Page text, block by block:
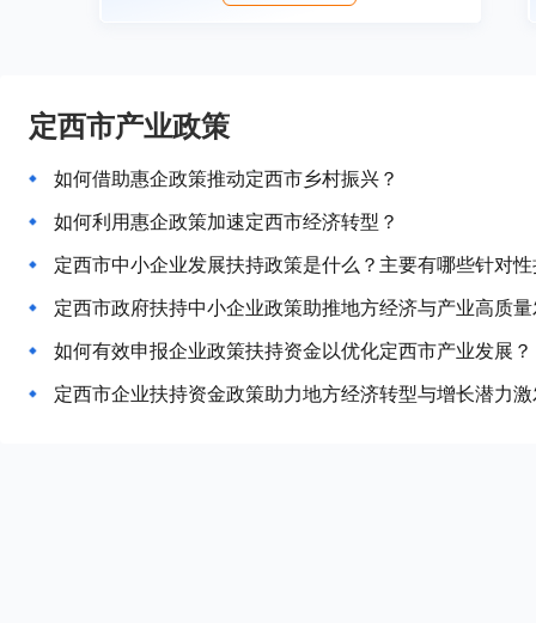
定西市产业政策
如何借助惠企政策推动定西市乡村振兴？
如何利用惠企政策加速定西市经济转型？
定西市中小企业发展扶持政策是什么？主要有哪些针对
定西市政府扶持中小企业政策助推地方经济与产业高质
如何有效申报企业政策扶持资金以优化定西市产业发展？
定西市企业扶持资金政策助力地方经济转型与增长潜力